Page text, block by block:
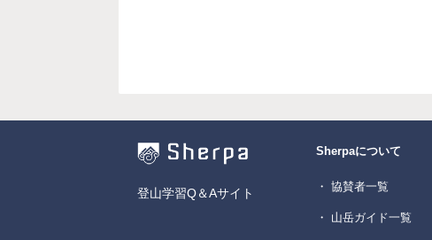
登山学習Q＆Aサイト
Sherpaについて
・ 協賛者一覧
・ 山岳ガイド一覧